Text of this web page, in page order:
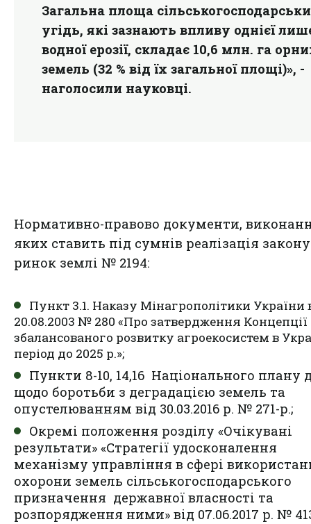
Загальна площа
угідь, які зазнають впливу однієї
водної ерозії, складає 10,6 млн. га
земель (32 % від їх загальної площі)», -
наголосили науковці.
Нормативно-правово документи,
яких ставить під сумнів реалізація
ринок землі № 2194:
Пункт 3.1. Наказу Мінагрополітики України
20.08.2003 № 280 «Про затвердження Концепції
збалансованого розвитку агроекосистем в
період до 2025 р.»;
Пункти 8-10, 14,16 Національного плану
щодо боротьби з деградацією земель та
опустелюванням від 30.03.2016 р. № 271-р.;
Окремі положення розділу «Очікувані
результати» «Стратегії удосконалення
механізму управління в сфері
охорони земель сільськогосподарського
призначення державної власності та
розпорядження ними» від 07.06.2017 р. №